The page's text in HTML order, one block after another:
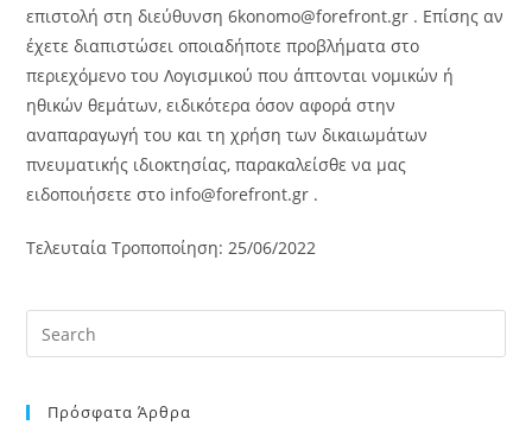
επιστολή στη διεύθυνση 6konomo@forefront.gr . Επίσης αν
έχετε διαπιστώσει οποιαδήποτε προβλήματα στο
περιεχόμενο του Λογισμικού που άπτονται νομικών ή
ηθικών θεμάτων, ειδικότερα όσον αφορά στην
αναπαραγωγή του και τη χρήση των δικαιωμάτων
πνευματικής ιδιοκτησίας, παρακαλείσθε να μας
ειδοποιήσετε στο info@forefront.gr .
Τελευταία Τροποποίηση: 25/06/2022
Πρόσφατα Άρθρα